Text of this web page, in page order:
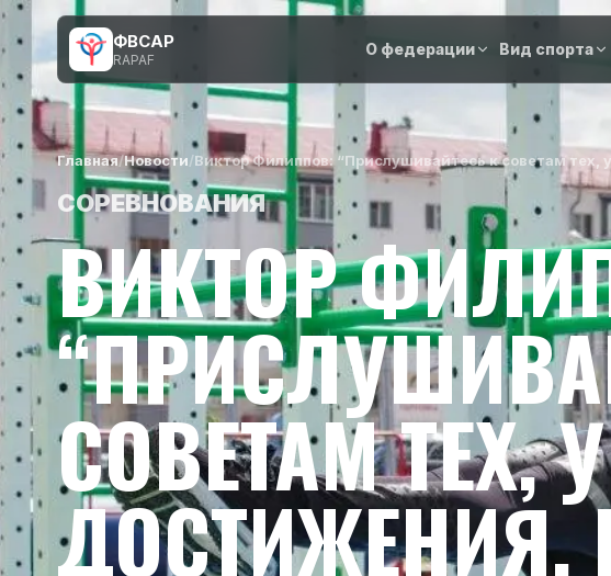
ФВСАР
RAPAF
О федерации Вид спорта
Главная/Новости/Виктор Филиппов: “Прислушивайтесь к советам тех,
СОРЕВНОВАНИЯ
ВИКТОР
СОВЕТАМ ТЕХ,
ДОСТИЖЕНИЯ,